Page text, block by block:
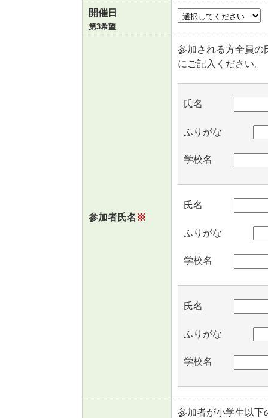
開催日
第3希望
参加者氏名 ※
参加される方全員の
にご記入ください。
氏名
ふりがな
学校名
氏名
ふりがな
学校名
氏名
ふりがな
学校名
参加者が小学生以下